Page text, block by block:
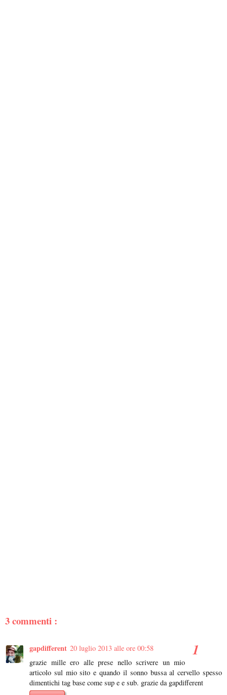
3 commenti :
gapdifferent 20 luglio 2013 alle ore 00:58
grazie mille ero alle prese nello scrivere un mio
articolo sul mio sito e quando il sonno bussa al cervello spesso
dimentichi tag base come sup e e sub. grazie da gapdifferent